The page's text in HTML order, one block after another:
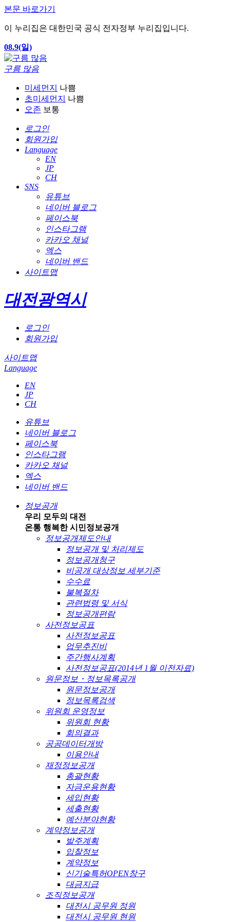
본문 바로가기
이 누리집은 대한민국 공식 전자정부 누리집입니다.
08.9(일)
구름 많음
미세먼지
나쁨
초미세먼지
나쁨
오존 보통
로그인
회원가입
Language
EN
JP
CH
SNS
유튜브
네이버 블로그
페이스북
인스타그램
카카오 채널
엑스
네이버 밴드
사이트맵
대전광역시
로그인
회원가입
사이트맵
Language
EN
JP
CH
유튜브
네이버 블로그
페이스북
인스타그램
카카오 채널
엑스
네이버 밴드
정보공개
우리 모두의 대전
온통 행복한 시민정보공개
정보공개제도안내
정보공개 및 처리제도
정보공개청구
비공개 대상정보 세부기준
수수료
불복절차
관련법령 및 서식
정보공개편람
사전정보공표
사전정보공표
업무추진비
주간행사계획
사전정보공표(2014년 1월 이전자료)
원문정보・정보목록공개
원문정보공개
정보목록검색
위원회 운영정보
위원회 현황
회의결과
공공데이터개방
이용안내
재정정보공개
총괄현황
자금운용현황
세입현황
세출현황
예산분야현황
계약정보공개
발주계획
입찰정보
계약정보
신기술특허OPEN창구
대금지급
조직정보공개
대전시 공무원 정원
대전시 공무원 현원